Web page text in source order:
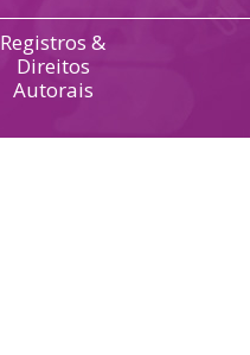
Registros &
Direitos
Autorais